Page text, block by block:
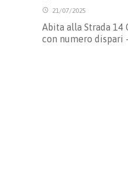
21/07/2025
Abita alla Strada 14
con numero dispari